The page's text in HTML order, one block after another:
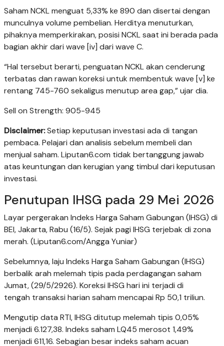
Saham NCKL menguat 5,33% ke 890 dan disertai dengan
munculnya volume pembelian. Herditya menuturkan,
pihaknya memperkirakan, posisi NCKL saat ini berada pada
bagian akhir dari wave [iv] dari wave C.
“Hal tersebut berarti, penguatan NCKL akan cenderung
terbatas dan rawan koreksi untuk membentuk wave [v] ke
rentang 745-760 sekaligus menutup area gap,” ujar dia.
Sell on Strength: 905-945
Disclaimer:Setiap keputusan investasi ada di tangan
pembaca. Pelajari dan analisis sebelum membeli dan
menjual saham. Liputan6.com tidak bertanggung jawab
atas keuntungan dan kerugian yang timbul dari keputusan
investasi.
Penutupan IHSG pada 29 Mei 2026
Layar pergerakan Indeks Harga Saham Gabungan (IHSG) di
BEI, Jakarta, Rabu (16/5). Sejak pagi IHSG terjebak di zona
merah. (Liputan6.com/Angga Yuniar)
Sebelumnya, laju Indeks Harga Saham Gabungan (IHSG)
berbalik arah melemah tipis pada perdagangan saham
Jumat, (29/5/2926). Koreksi IHSG hari ini terjadi di
tengah transaksi harian saham mencapai Rp 50,1 triliun.
Mengutip data RTI, IHSG ditutup melemah tipis 0,05%
menjadi 6.127,38. Indeks saham LQ45 merosot 1,49%
menjadi 611,16. Sebagian besar indeks saham acuan